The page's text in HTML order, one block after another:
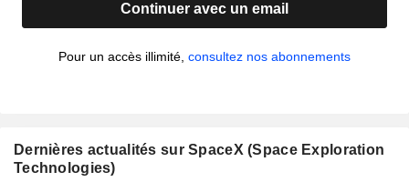
Continuer avec un email
Pour un accès illimité, consultez nos abonnements
Dernières actualités sur SpaceX (Space Exploration
Technologies)